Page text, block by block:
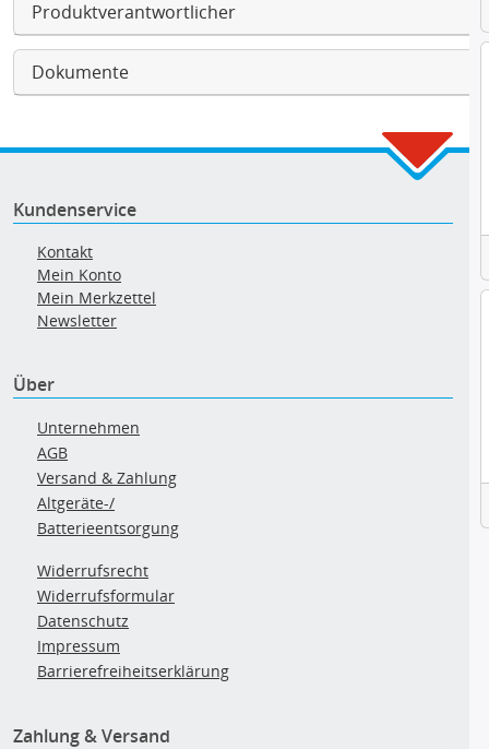
Produktverantwortlicher
Dokumente
Kundenservice
Kontakt
Mein Konto
Mein Merkzettel
Newsletter
Über
Unternehmen
AGB
Versand & Zahlung
Altgeräte-/
Batterieentsorgung
Widerrufsrecht
Widerrufsformular
Datenschutz
Impressum
Barrierefreiheitserklärung
Zahlung & Versand